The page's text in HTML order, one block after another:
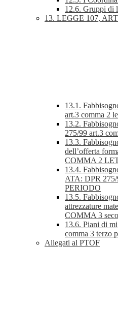
12.6. Gruppi di
13. LEGGE 107,
13.1.
art.3 comma 2
13.2.
275/99 art.3
13.3.
dell’offerta
COMMA 2
13.4.
ATA: DPR
PERIODO
13.5.
attrezzature
COMMA 3
13.6. Piani di
comma 3 terzo
Allegati al PTOF